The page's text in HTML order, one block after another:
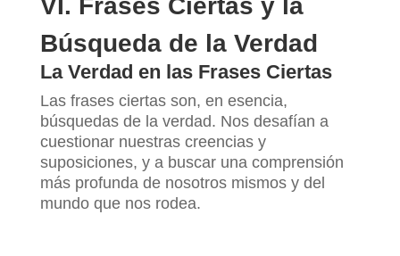
VI. Frases Ciertas y la
Búsqueda de la Verdad
La Verdad en las Frases Ciertas
Las frases ciertas son, en esencia,
búsquedas de la verdad. Nos desafían a
cuestionar nuestras creencias y
suposiciones, y a buscar una comprensión
más profunda de nosotros mismos y del
mundo que nos rodea.